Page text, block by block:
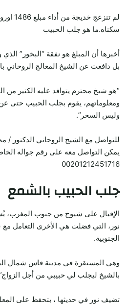
لم
سكناه.ما هو جلب الحبيب
أخبرها أن المبلغ هو نفقة “البخور”
بل دافعت عن الشيخ المعالج الروحاني
“هو شيخ محترم يتوافد عليه الكثير من
ومعلوماتهم، يقوم بجلب الحبيب حتى
وليس السحر”.
للتواصل مع الشيخ الروحاني الدكتور /
يمكن التواصل معه على رقم جواله
00201212451716
جلب الحبيب بالشمع
الإقبال على شيوخ من جنوب المغرب،
نور، التي فضلت هي الأخرى التعامل
الجنوبية.
وهي المستقرة في مدينة فاس شمال
بالشيخ ليجلب لي حبيبي من أجل
تضيف نور في حديثها ، بتحفظ على